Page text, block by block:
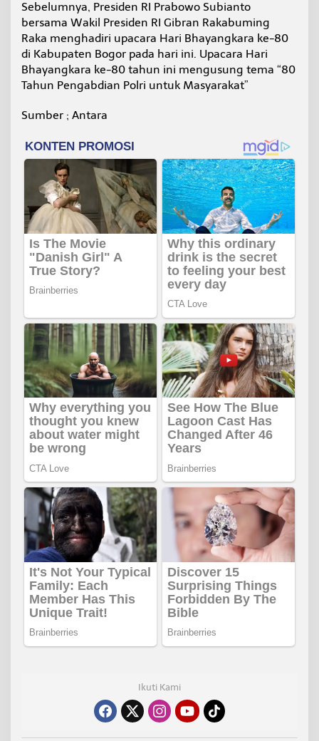
Sebelumnya, Presiden RI Prabowo Subianto
bersama Wakil Presiden RI Gibran Rakabuming
Raka menghadiri upacara Hari Bhayangkara ke-80
di Kabupaten Bogor pada hari ini. Upacara Hari
Bhayangkara ke-80 tahun ini mengusung tema “80
Tahun Pengabdian Polri untuk Masyarakat”
Sumber ; Antara
Ikuti Kami